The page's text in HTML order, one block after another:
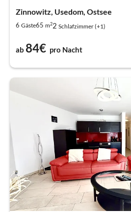
Zinnowitz, Usedom, Ostsee
6 Gäste65 m22 Schlafzimmer (+1)
ab 84€ pro Nacht